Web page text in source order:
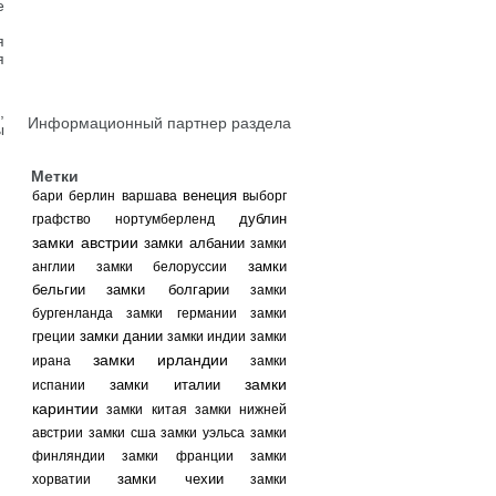
Информационный партнер раздела
Метки
бари берлин варшава венеция выборг
графство нортумберленд
дублин
замки австрии замки албании замки
англии
замки белоруссии
замки
бельгии
замки болгарии
замки
бургенланда
замки германии
замки
греции замки дании замки индии замки
ирана
замки ирландии
замки
испании
замки италии
замки
каринтии замки китая замки нижней
австрии замки сша замки уэльса замки
финляндии
замки франции
замки
хорватии
замки чехии замки